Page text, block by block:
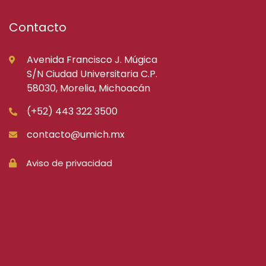
Contacto
Avenida Francisco J. Múgica
S/N Ciudad Universitaria C.P.
58030, Morelia, Michoacán
(+52) 443 322 3500
contacto@umich.mx
Aviso de privacidad